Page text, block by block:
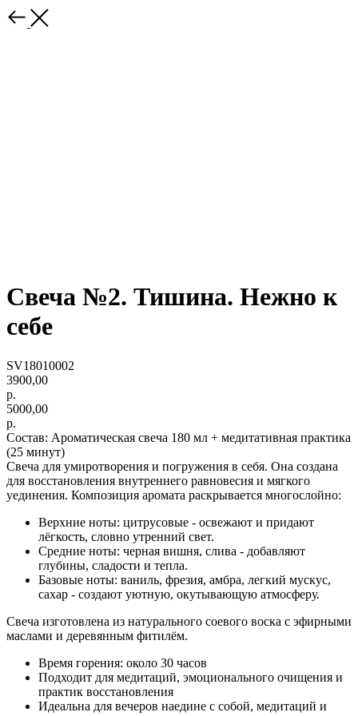
Свеча №2. Тишина. Нежно к
себе
SV18010002
3900,00
р.
5000,00
р.
Состав: Ароматическая свеча 180 мл + медитативная практика
(25 минут)
Свеча для умиротворения и погружения в себя. Она создана
для восстановления внутреннего равновесия и мягкого
уединения. Композиция аромата раскрывается многослойно:
Верхние ноты: цитрусовые - освежают и придают
лёгкость, словно утренний свет.
Средние ноты: черная вишня, слива - добавляют
глубины, сладости и тепла.
Базовые ноты: ваниль, фрезия, амбра, легкий мускус,
сахар - создают уютную, окутывающую атмосферу.
Свеча изготовлена из натурального соевого воска с эфирными
маслами и деревянным фитилём.
Время горения: около 30 часов
Подходит для медитаций, эмоционального очищения и
практик восстановления
Идеальна для вечеров наедине с собой, медитаций и